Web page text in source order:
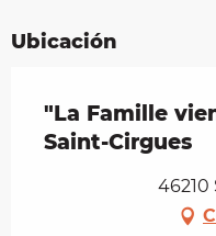
Ubicación
"La Famille
Saint-Cirgues
46210